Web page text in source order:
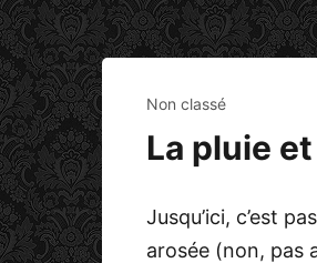
Non classé
La pluie
Jusqu’ici, c’est
arosée (non, pas